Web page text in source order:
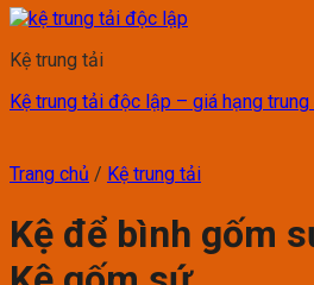
Kệ trung tải
Kệ trung tải độc lập – giá hạng
Trang chủ / Kệ trung tải
Kệ để bình gốm